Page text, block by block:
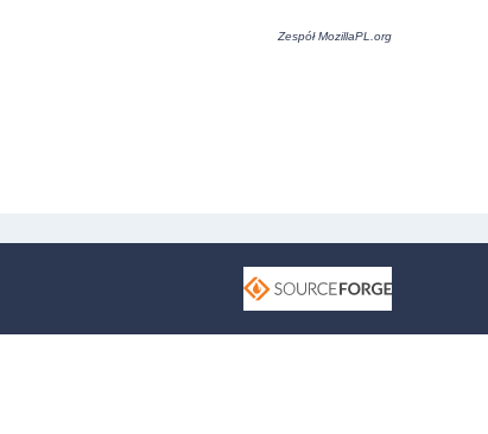
ZespółMozillaPL.org